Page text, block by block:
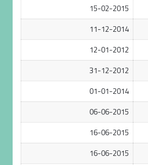
15-02-2015
11-12-2014
12-01-2012
31-12-2012
01-01-2014
06-06-2015
16-06-2015
16-06-2015